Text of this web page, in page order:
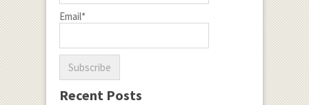
Email*
Recent Posts